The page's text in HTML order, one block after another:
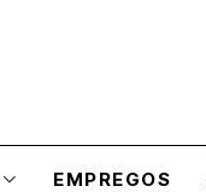
EMPREGOS